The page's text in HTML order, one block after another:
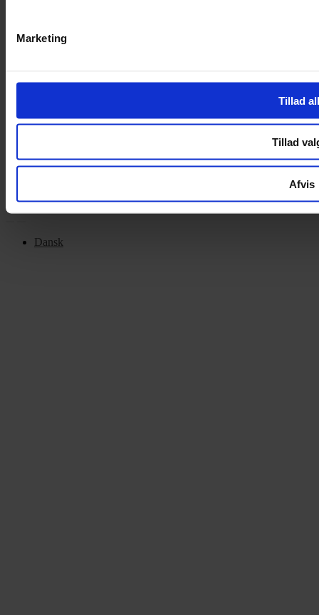
Marketing
Tillad
Tillad
Afvis
Copyright © 2022.Design & hosting by Webhuset Ballum ApS
Dansk